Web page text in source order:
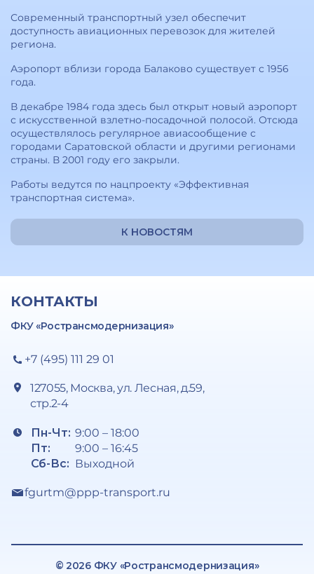
Современный транспортный узел обеспечит
доступность авиационных перевозок для жителей
региона.
Аэропорт вблизи города Балаково существует с 1956
года.
В декабре 1984 года здесь был открыт новый аэропорт
с искусственной взлетно-посадочной полосой. Отсюда
осуществлялось регулярное авиасообщение с
городами Саратовской области и другими регионами
страны. В 2001 году его закрыли.
Работы ведутся по нацпроекту «Эффективная
транспортная система».
К НОВОСТЯМ
КОНТАКТЫ
ФКУ «Ространсмодернизация»
+7 (495) 111 29 01
127055, Москва, ул. Лесная, д.59,
стр.2-4
Пн-Чт:
Пт:
Сб-Вс:
9:00 – 18:00
9:00 – 16:45
Выходной
fgurtm@ppp-transport.ru
© 2026 ФКУ «Ространсмодернизация»